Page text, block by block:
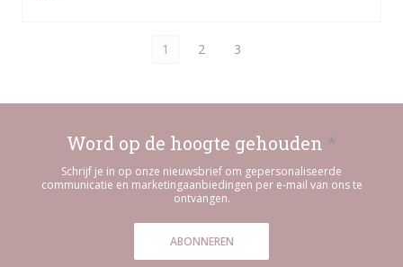
1 2 3
Word op de hoogte gehouden *
Schrijf je in op onze nieuwsbrief om gepersonaliseerde
communicatie en marketingaanbiedingen per e-mail van ons te
ontvangen.
ABONNEREN